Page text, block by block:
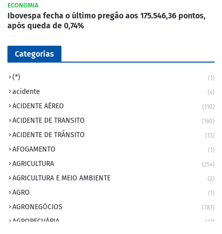
ECONOMIA
Ibovespa fecha o último pregão aos 175.546,36 pontos,
após queda de 0,74%
Categorias
(*) (1)
acidente (4)
ACIDENTE AÉREO (110)
ACIDENTE DE TRANSITO (160)
ACIDENTE DE TRÂNSITO (13)
AFOGAMENTO (1)
AGRICULTURA (254)
AGRICULTURA E MEIO AMBIENTE (2)
AGRO (1)
AGRONEGÓCIOS (787)
AGROPECUÁRIA (37)